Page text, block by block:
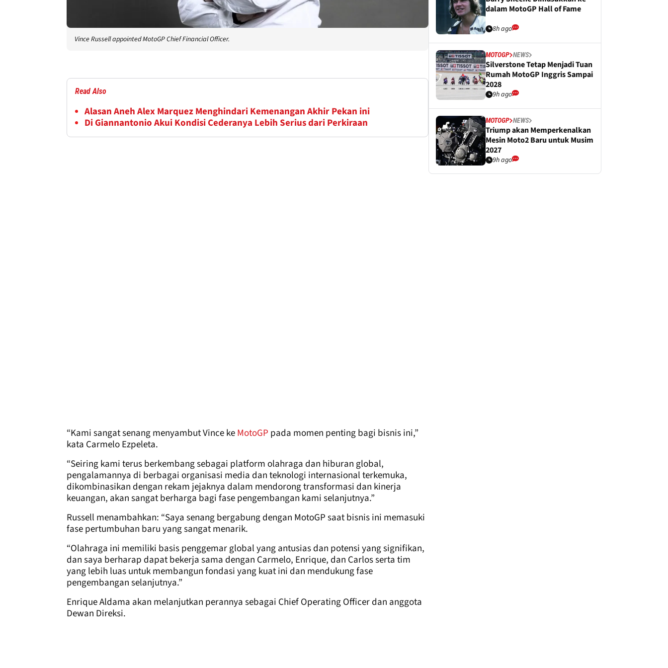
Vince Russell appointed MotoGP Chief Financial Officer.
Read Also
Alasan Aneh Alex Marquez Menghindari Kemenangan Akhir Pekan ini
Di Giannantonio Akui Kondisi Cederanya Lebih Serius dari Perkiraan
“Kami sangat senang menyambut Vince keMotoGP pada momen penting bagi bisnis ini,”
kata Carmelo Ezpeleta.
“Seiring kami terus berkembang sebagai platform olahraga dan hiburan global,
pengalamannya di berbagai organisasi media dan teknologi internasional terkemuka,
dikombinasikan dengan rekam jejaknya dalam mendorong transformasi dan kinerja
keuangan, akan sangat berharga bagi fase pengembangan kami selanjutnya.”
Russell menambahkan: “Saya senang bergabung dengan MotoGP saat bisnis ini memasuki
fase pertumbuhan baru yang sangat menarik.
“Olahraga ini memiliki basis penggemar global yang antusias dan potensi yang signifikan,
dan saya berharap dapat bekerja sama dengan Carmelo, Enrique, dan Carlos serta tim
yang lebih luas untuk membangun fondasi yang kuat ini dan mendukung fase
pengembangan selanjutnya.”
Enrique Aldama akan melanjutkan perannya sebagai Chief Operating Officer dan anggota
Dewan Direksi.
dalam MotoGP Hall of Fame
8h ago
MOTOGP NEWS
Silverstone Tetap Menjadi Tuan
Rumah MotoGP Inggris Sampai
2028
9h ago
MOTOGP NEWS
Triump akan Memperkenalkan
Mesin Moto2 Baru untuk Musim
2027
9h ago